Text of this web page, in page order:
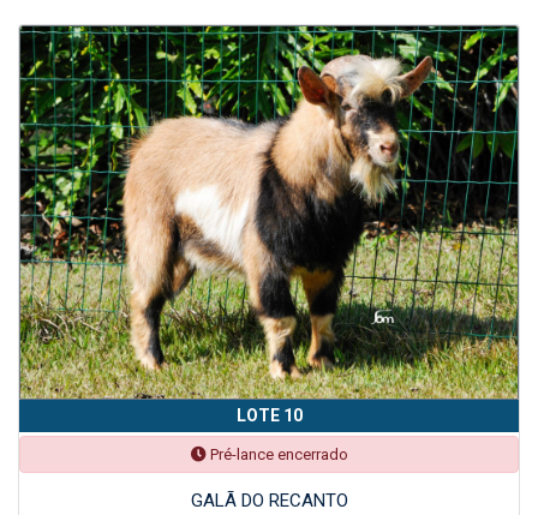
LOTE 10
Pré-lance encerrado
GALÃ DO RECANTO